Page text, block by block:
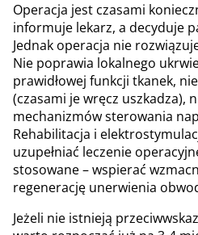
Operacja jest czasami
informuje lekarz, a decyduje
Jednak operacja nie
Nie poprawia lokalnego
prawidłowej funkcji tkanek,
(czasami je wręcz uszkadza),
mechanizmów sterowania
Rehabilitacja i
uzupełniać leczenie
stosowane – wspierać
regenerację unerwienia
Jeżeli nie istnieją